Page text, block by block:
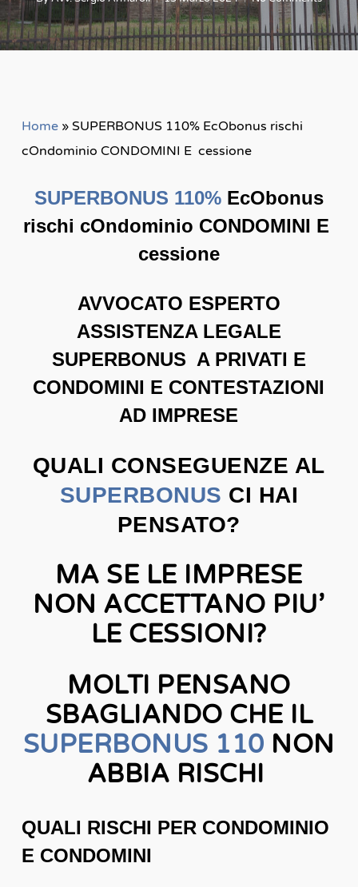
Home» SUPERBONUS 110% EcObonus rischi
cOndominio CONDOMINI E cessione
SUPERBONUS 110%EcObonus
rischi cOndominio CONDOMINI E
cessione
AVVOCATO ESPERTO
ASSISTENZA LEGALE
SUPERBONUS A PRIVATI E
CONDOMINI E CONTESTAZIONI
AD IMPRESE
QUALI CONSEGUENZE AL
SUPERBONUS CI HAI
PENSATO?
MA SE LE IMPRESE
NON ACCETTANO PIU’
LE CESSIONI?
MOLTI PENSANO
SBAGLIANDO CHE IL
SUPERBONUS 110 NON
ABBIA RISCHI
QUALI RISCHI PER CONDOMINIO
E CONDOMINI